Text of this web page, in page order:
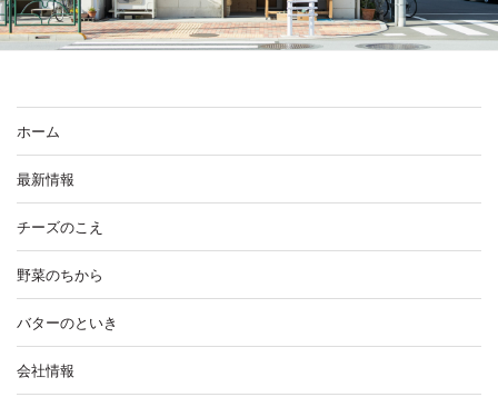
ホーム
最新情報
チーズのこえ
野菜のちから
バターのといき
会社情報